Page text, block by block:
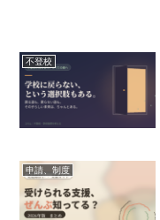
不登校
申請、制度